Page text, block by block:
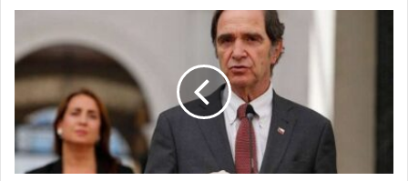
Larraín
por
comuneros
huelga
de
hambre:
“Situaciones